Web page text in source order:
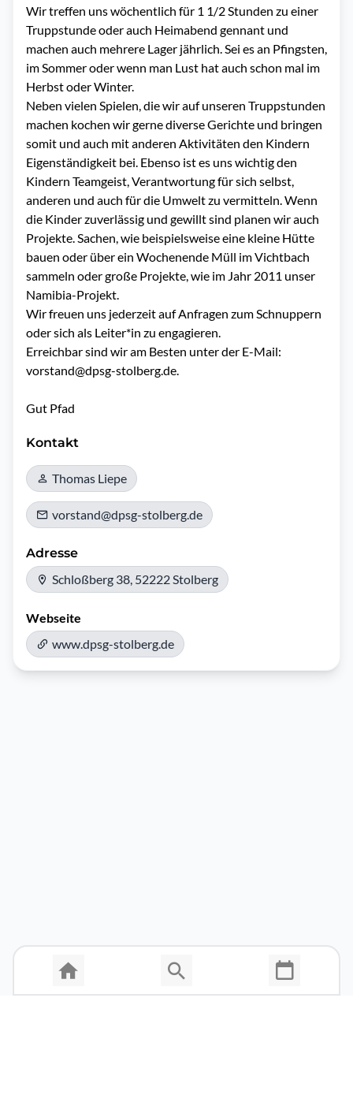
Wir treffen uns wöchentlich für 1 1/2 Stunden zu einer
Truppstunde oder auch Heimabend gennant und
machen auch mehrere Lager jährlich. Sei es an Pfingsten,
im Sommer oder wenn man Lust hat auch schon mal im
Herbst oder Winter.
Neben vielen Spielen, die wir auf unseren Truppstunden
machen kochen wir gerne diverse Gerichte und bringen
somit und auch mit anderen Aktivitäten den Kindern
Eigenständigkeit bei. Ebenso ist es uns wichtig den
Kindern Teamgeist, Verantwortung für sich selbst,
anderen und auch für die Umwelt zu vermitteln. Wenn
die Kinder zuverlässig und gewillt sind planen wir auch
Projekte. Sachen, wie beispielsweise eine kleine Hütte
bauen oder über ein Wochenende Müll im Vichtbach
sammeln oder große Projekte, wie im Jahr 2011 unser
Namibia-Projekt.
Wir freuen uns jederzeit auf Anfragen zum Schnuppern
oder sich als Leiter*in zu engagieren.
Erreichbar sind wir am Besten unter der E-Mail:
vorstand@dpsg-stolberg.de.
Gut Pfad
Kontakt
Thomas Liepe
vorstand@dpsg-stolberg.de
Adresse
Schloßberg 38, 52222 Stolberg
Webseite
www.dpsg-stolberg.de